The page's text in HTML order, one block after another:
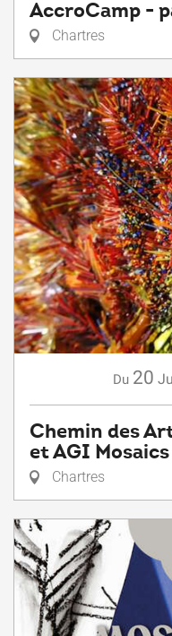
AccroCamp -
Chartres
Du 20
Chemin des
et AGI
Chartres